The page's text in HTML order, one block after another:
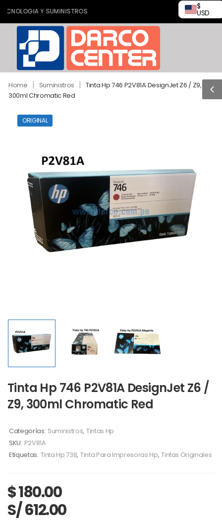
Y SUMINISTROS
$
USD
Home | Suministros | Tinta Hp 746 P2V81A DesignJet Z6 / Z9,
300ml Chromatic Red
ORIGINAL
Tinta Hp 746 P2V81A DesignJet Z6 /
Z9, 300ml Chromatic Red
Categorías: Suministros, Tintas Hp
SKU: P2V81A
Etiquetas: Tinta Hp 738, Tinta Para Impresoras Hp, Tintas Originales
$180.00
S/ 612.00